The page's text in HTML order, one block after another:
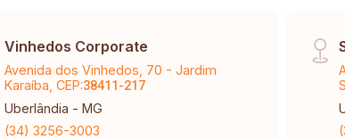
Vinhedos Corporate
Avenida dos Vinhedos, 70 - Jardim
Karaíba, CEP:38411-217
Uberlândia - MG
(34) 3256-3003